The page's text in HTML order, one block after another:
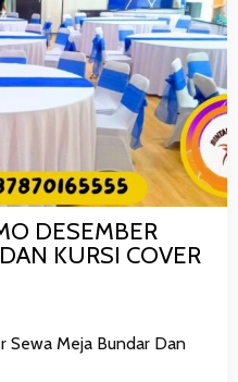
DESEMBER
KURSI COVER
Sewa Meja Bundar Dan